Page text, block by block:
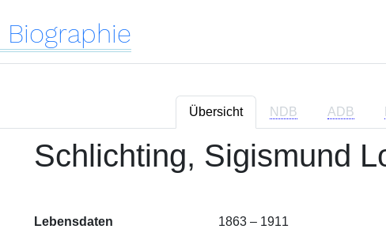
Biographie
Übersicht NDB ADB
Schlichting, Sigismund
Lebensdaten
1863 – 1911